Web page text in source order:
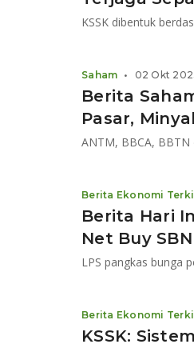
Berita
Pasar,
Saham • 02 Okt
Berita Hari
Net Buy
Berita Ekonomi
KSSK:
Berita Ekonomi